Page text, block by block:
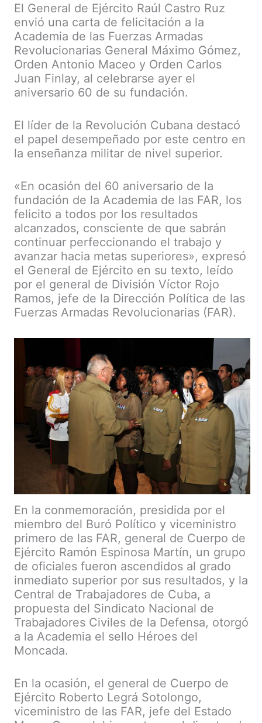
El General de Ejército Raúl Castro Ruz
envió una carta de felicitación a la
Academia de las Fuerzas Armadas
Revolucionarias General Máximo Gómez,
Orden Antonio Maceo y Orden Carlos
Juan Finlay, al celebrarse ayer el
aniversario 60 de su fundación.
El líder de la Revolución Cubana destacó
el papel desempeñado por este centro en
la enseñanza militar de nivel superior.
«En ocasión del 60 aniversario de la
fundación de la Academia de las FAR, los
felicito a todos por los resultados
alcanzados, consciente de que sabrán
continuar perfeccionando el trabajo y
avanzar hacia metas superiores», expresó
el General de Ejército en su texto, leído
por el general de División Víctor Rojo
Ramos, jefe de la Dirección Política de las
Fuerzas Armadas Revolucionarias (FAR).
En la conmemoración, presidida por el
miembro del Buró Político y viceministro
primero de las FAR, general de Cuerpo de
Ejército Ramón Espinosa Martín, un grupo
de oficiales fueron ascendidos al grado
inmediato superior por sus resultados, y la
Central de Trabajadores de Cuba, a
propuesta del Sindicato Nacional de
Trabajadores Civiles de la Defensa, otorgó
a la Academia el sello Héroes del
Moncada.
En la ocasión, el general de Cuerpo de
Ejército Roberto Legrá Sotolongo,
viceministro de las FAR, jefe del Estado